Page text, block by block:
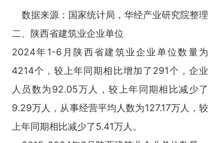
数据来源：国家统计局，华经产业研究院整理
二、陕西省建筑业企业单位
2024年1-6月陕西省建筑业企业单位数量为
4214个，较上年同期相比增加了291个，企业
人员数为92.05万人，较上年同期相比减少了
9.29万人，从事经营平均人数为127.17万人，较
上年同期相比减少了5.41万人。